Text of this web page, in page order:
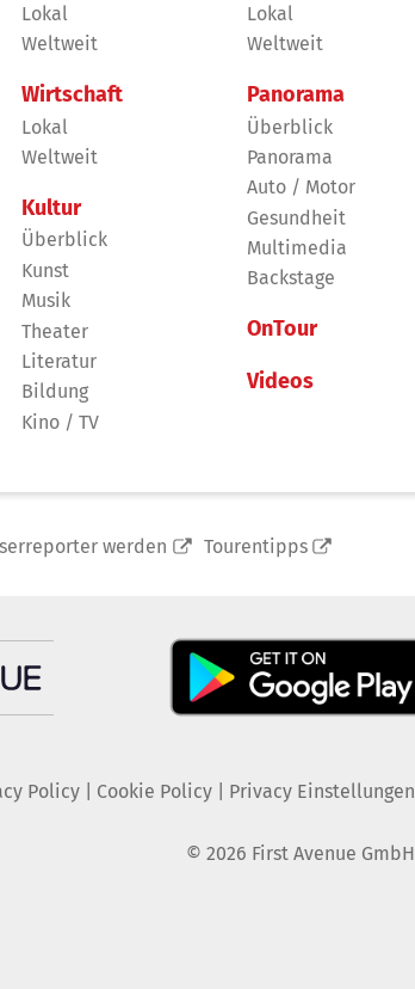
Lokal
Weltweit
Wirtschaft
Lokal
Weltweit
Kultur
Überblick
Kunst
Musik
Theater
Literatur
Bildung
Kino / TV
Lokal
Weltweit
Panorama
Überblick
Panorama
Auto / Motor
Gesundheit
Multimedia
Backstage
OnTour
Videos
werden Tourentipps
Policy| Cookie Policy| Privacy Einstellungen
© 2026 First Avenue GmbH